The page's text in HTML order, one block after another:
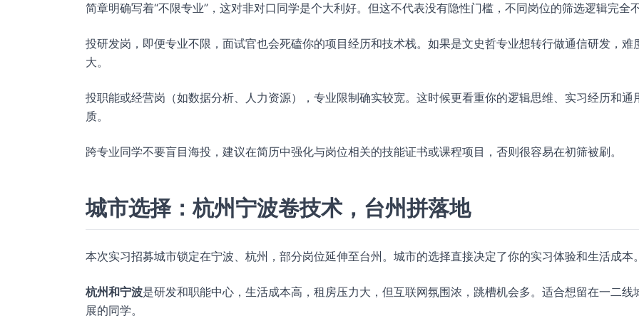
简章明确写着“不限专业”，这对非对口同学是个大利好。但这不代表没有隐性门槛，不同岗位的筛选逻辑完全不
投研发岗，即便专业不限，面试官也会死磕你的项目经历和技术栈。如果是文史哲专业想转行做通信研发，难
大。
投职能或经营岗（如数据分析、人力资源），专业限制确实较宽。这时候更看重你的逻辑思维、实习经历和通
质。
跨专业同学不要盲目海投，建议在简历中强化与岗位相关的技能证书或课程项目，否则很容易在初筛被刷。
城市选择：杭州宁波卷技术，台州拼落地
本次实习招募城市锁定在宁波、杭州，部分岗位延伸至台州。城市的选择直接决定了你的实习体验和生活成本。
杭州和宁波是研发和职能中心，生活成本高，租房压力大，但互联网氛围浓，跳槽机会多。适合想留在一二线
展的同学。